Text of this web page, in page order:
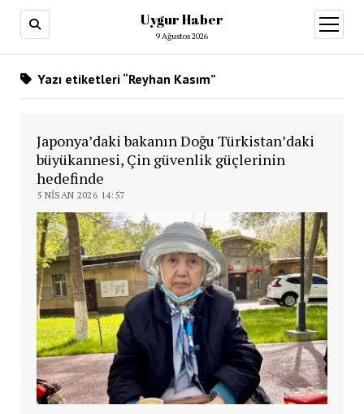
Uygur Haber
9 Ağustos 2026
aç
Yazı etiketleri “Reyhan Kasım”
Japonya’daki bakanın Doğu Türkistan’daki
büyükannesi, Çin güvenlik güçlerinin
hedefinde
5 NISAN 2026 14:57